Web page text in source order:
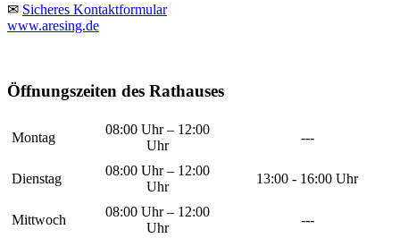
✉ Sicheres Kontaktformular
www.aresing.de
Öffnungszeiten des Rathauses
Montag
08:00 Uhr – 12:00
Uhr
---
Dienstag
08:00 Uhr – 12:00
Uhr
13:00 - 16:00 Uhr
Mittwoch
08:00 Uhr – 12:00
Uhr
---